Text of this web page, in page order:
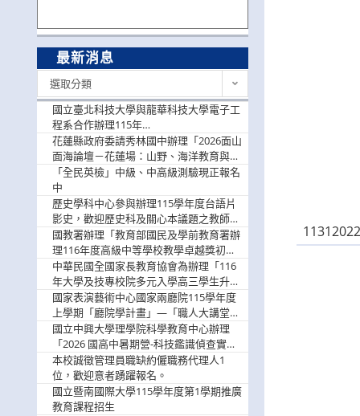
最新消息
選取分類
國立臺北科技大學與龍華科技大學電子工
程系合作辦理115年
「115.08.10~08.12「AI賦能應用於智慧半
導體研習營」，歡迎學生踴躍報名參加
花蓮縣政府委請秀林國中辦理「2026面山
面海論壇－花蓮場：山野、海洋教育與戶
外安全實務課程」，歡迎踴躍報名參加
「全民英檢」中級、中高級測驗現正報名
中
歷史學科中心參與辦理115學年度台語片
影史，歡迎歷史科及關心本議題之教師踴
躍報名參加
國教署辦理「教育部國民及學前教育署辦
理116年度高級中等學校教學卓越獎初選
實施計畫」，鼓勵教師踴躍報名
中華民國全國家長教育協會為辦理「116
年大學及技專校院多元入學高三學生升學
輔導家長說明會」
國家表演藝術中心國家兩廳院115學年度
上學期「廳院學計畫」—「職人大講堂」
及「一日體驗課程」，鼓勵踴躍報名參
與。
國立中興大學理學院科學教育中心辦理
「2026 國高中暑期營-科技鑑識偵查實戰
營」活動資訊，鼓勵學生踴躍報名參加。
本校誠徵管理員職缺約僱職務代理人1
位，歡迎意者踴躍報名。
國立暨南國際大學115學年度第1學期推廣
教育課程招生